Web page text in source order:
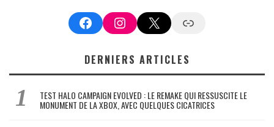
FacebookInstagram
X Google News
DERNIERS ARTICLES
TEST HALO CAMPAIGN EVOLVED : LE REMAKE QUI RESSUSCITE LE
MONUMENT DE LA XBOX, AVEC QUELQUES CICATRICES